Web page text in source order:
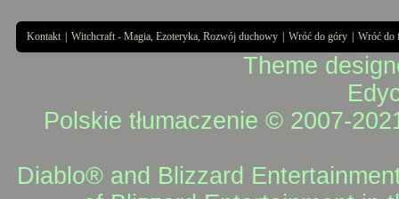
Kontakt Witchcraft - Magia, Ezoteryka, Rozwój duchowy Wróć do góry Wróć do
Theme
Polskie tłumaczenie © 2007-
Diablo® and Blizzard